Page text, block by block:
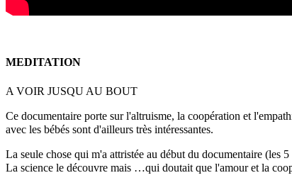
MEDITATION
A VOIR JUSQU AU BOUT
Ce documentaire porte sur l'altruisme, la coopération et
avec les bébés sont d'ailleurs très intéressantes.
La seule chose qui m'a attristée au début du documentaire (les
La science le découvre mais …qui doutait que l'amour et la